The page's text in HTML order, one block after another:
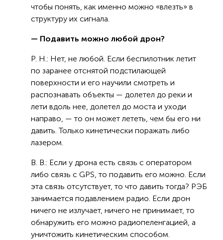
чтобы понять, как именно можно «влезть» в
структуру их сигнала.
— Подавить можно любой дрон?
Р. Н.: Нет, не любой. Если беспилотник летит
по заранее отснятой подстилающей
поверхности и его научили смотреть и
распознавать объекты — долетел до реки и
лети вдоль нее, долетел до моста и уходи
направо, — то он может лететь, чем бы его ни
давить. Только кинетически поражать либо
лазером.
В. В.: Если у дрона есть связь с оператором
либо связь с GPS, то подавить его можно. Если
эта связь отсутствует, то что давить тогда? РЭБ
занимается подавлением радио. Если дрон
ничего не излучает, ничего не принимает, то
обнаружить его можно радиопеленгацией, а
уничтожить кинетическим способом.